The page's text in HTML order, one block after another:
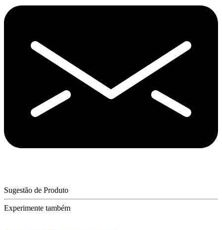
Sugestão de Produto
Experimente também